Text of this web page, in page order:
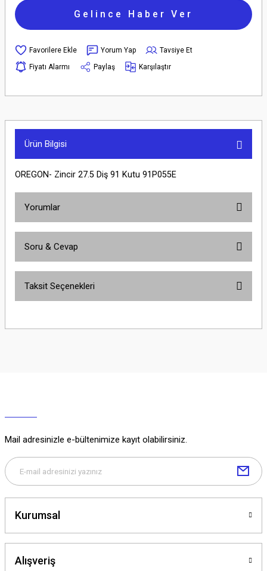
Gelince Haber Ver
Yorum Yap
Tavsiye Et
Fiyatı Alarmı
Paylaş Karşılaştır
Ürün Bilgisi
OREGON- Zincir 27.5 Diş 91 Kutu 91P055E
Yorumlar
Soru & Cevap
Soru Sor
Taksit Seçenekleri
Mail adresinizle e-bültenimize kayıt olabilirsiniz.
Kurumsal
Alışveriş